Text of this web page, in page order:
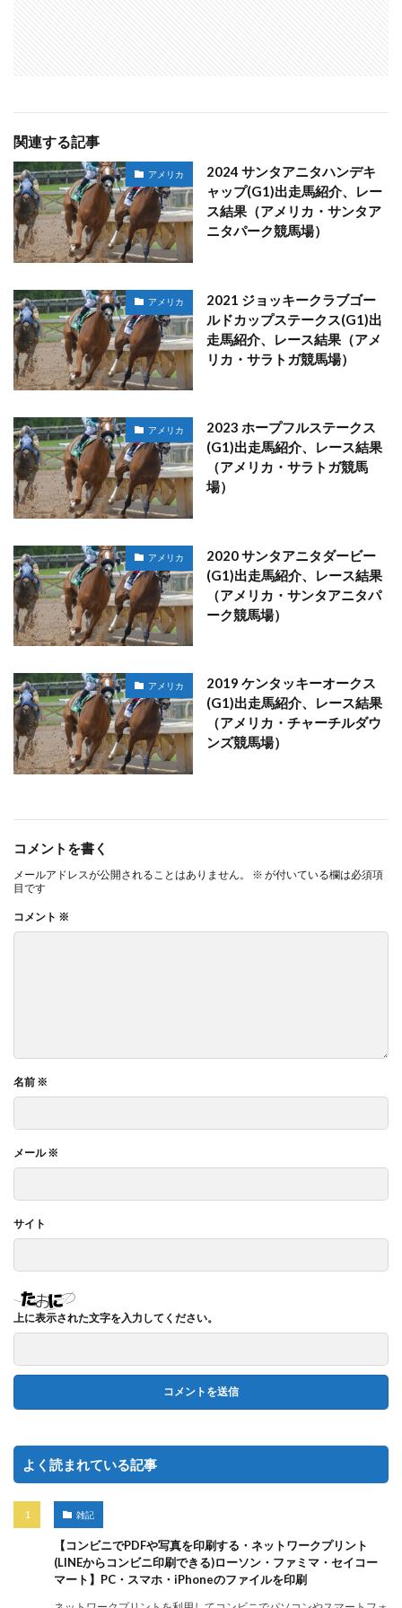
関連する記事
アメリカ
2024 サンタアニタハンデキ
ャップ(G1)出走馬紹介、レー
ス結果（アメリカ・サンタア
ニタパーク競馬場）
アメリカ
2021 ジョッキークラブゴー
ルドカップステークス(G1)出
走馬紹介、レース結果（アメ
リカ・サラトガ競馬場）
アメリカ
2023 ホープフルステークス
(G1)出走馬紹介、レース結果
（アメリカ・サラトガ競馬
場）
アメリカ
2020 サンタアニタダービー
(G1)出走馬紹介、レース結果
（アメリカ・サンタアニタパ
ーク競馬場）
アメリカ
2019 ケンタッキーオークス
(G1)出走馬紹介、レース結果
（アメリカ・チャーチルダウ
ンズ競馬場）
コメントを書く
メールアドレスが公開されることはありません。 ※ が付いている欄は必須項
目です
コメント ※
名前 ※
メール※
サイト
上に表示された文字を入力してください。
よく読まれている記事
雑記
【コンビニでPDFや写真を印刷する・ネットワークプリント
(LINEからコンビニ印刷できる)ローソン・ファミマ・セイコー
マート】PC・スマホ・iPhoneのファイルを印刷